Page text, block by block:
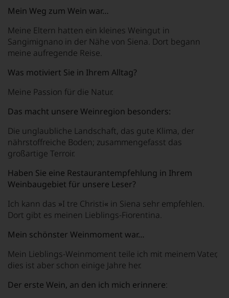
Mein Weg zum Wein war…
Meine Eltern hatten ein kleines Weingut in
Sangimignano in der Nähe von Siena. Dort begann
meine aufregende Reise.
Was motiviert Sie in Ihrem Alltag?
Meine Passion für die Natur.
Das macht unsere Weinregion besonders:
Die unglaubliche Landschaft, das gute Klima, der
nährstoffreiche Boden; zusammengefasst das
großartige Terroir.
Haben Sie eine Restaurantempfehlung in Ihrem
Weinbaugebiet für unsere Leser?
Ich kann das »I tre Christi« in Siena sehr empfehlen.
Dort gibt es meinen Lieblings-Fiorentina.
Mein schönster Weinmoment war…
Mein Lieblings-Weinmoment teile ich mit meinem Vater,
dies ist aber schon einige Jahre her.
Der erste Wein, an den ich mich erinnere: